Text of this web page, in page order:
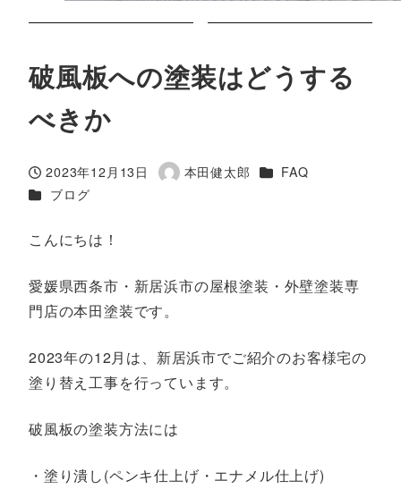
破風板への塗装はどうする
べきか
投稿日
2023年12月13日
著
本田健太郎 カテゴリー
FAQ
カテゴリー
ブログ
こんにちは！
愛媛県西条市・新居浜市の屋根塗装・外壁塗装専
門店の本田塗装です。
2023年の12月は、新居浜市でご紹介のお客様宅の
塗り替え工事を行っています。
破風板の塗装方法には
・塗り潰し(ペンキ仕上げ・エナメル仕上げ)